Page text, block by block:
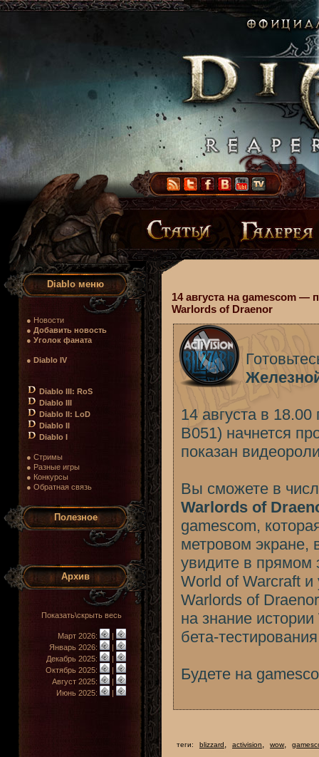
Diablo меню
● Новости
● Добавить новость
● Уголок фаната
● Diablo IV
Diablo III: RoS
Diablo III
Diablo II: LoD
Diablo II
Diablo I
● Стримы
● Разные игры
● Конкурсы
● Обратная связь
Полезное
Архив
Показать\скрыть весь
Март 2026:
|
Январь 2026:
|
Декабрь 2025:
|
Октябрь 2025:
|
Август 2025:
|
Июнь 2025:
|
14 августа на gamescom
Warlords of Draenor
14 августа в
B051) начнется
показан
Вы сможете в
Warlords of
gamescom,
метровом экране,
увидите в прямом
World of Warcraft и
Warlords of
на знание
бета-
Будете на
теги: blizzard, activision, wow,